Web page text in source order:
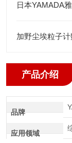
加野尘埃粒子
产品介绍
品牌
应用领域